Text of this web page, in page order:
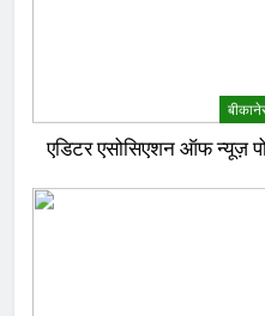
एडिटर एसोसिएशन ऑफ न्यूज़